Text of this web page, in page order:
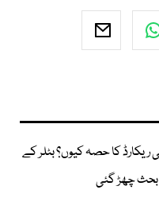
ریکارڈ کا حصہ کیوں؟ بٹلر کے
بحث چھڑ گئی